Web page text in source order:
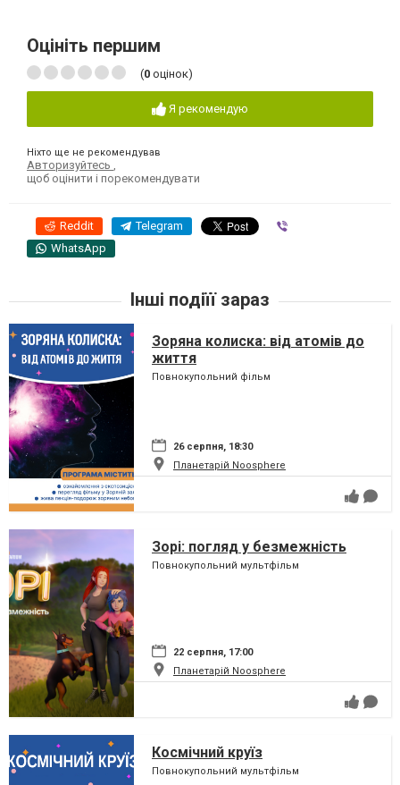
Оцініть першим
(0 оцінок)
Я рекомендую
Ніхто ще не рекомендував
Авторизуйтесь ,
щоб оцінити і порекомендувати
Reddit Telegram
WhatsApp
Інші подіїї зараз
Зоряна колиска: від атомів до
життя
Повнокупольний фільм
26 серпня, 18:30
Планетарій Noosphere
Зорі: погляд у безмежність
Повнокупольний мультфільм
22 серпня, 17:00
Планетарій Noosphere
Космічний круїз
Повнокупольний мультфільм